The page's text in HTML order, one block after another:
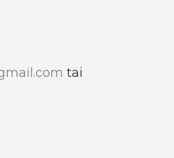
tai